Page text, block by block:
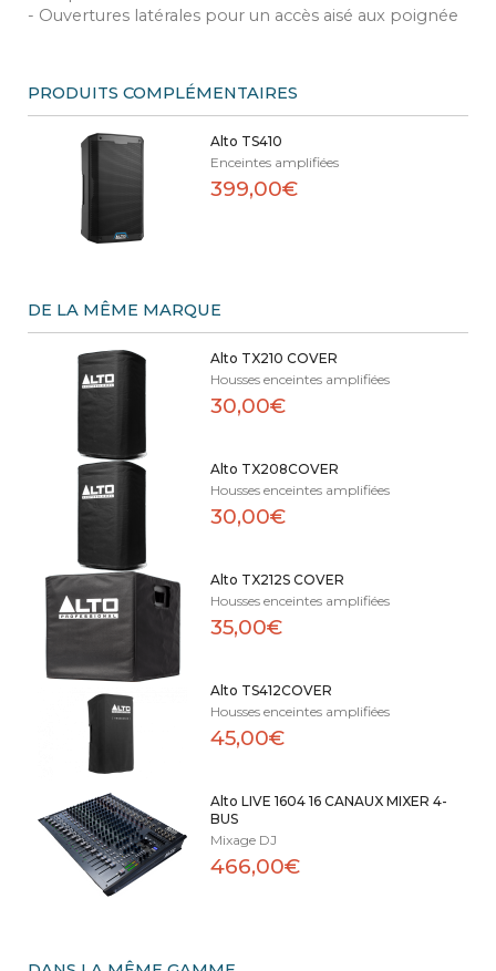
- Ouvertures latérales pour un accès aisé aux poignée
PRODUITS COMPLÉMENTAIRES
Alto TS410
Enceintes amplifiées
399,00€
DE LA MÊME MARQUE
Alto TX210 COVER
Housses enceintes amplifiées
30,00€
Alto TX208COVER
Housses enceintes amplifiées
30,00€
Alto TX212S COVER
Housses enceintes amplifiées
35,00€
Alto TS412COVER
Housses enceintes amplifiées
45,00€
Alto LIVE 1604 16 CANAUX MIXER 4-
BUS
Mixage DJ
466,00€